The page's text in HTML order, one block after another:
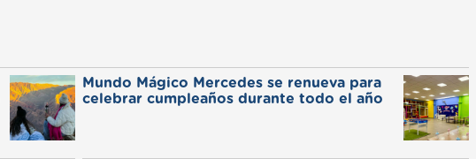
Mundo Mágico Mercedes se renueva para
celebrar cumpleaños durante todo el año